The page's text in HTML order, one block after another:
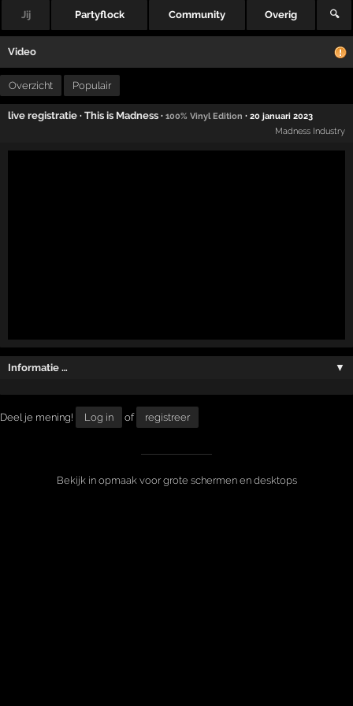
Jij Partyflock Community Overig 🔍
Video
Overzicht Populair
live registratie ·This is Madness ·100% Vinyl Edition ·20 januari 2023
Madness Industry
Informatie … ▼
Deel je mening! Log in of registreer
Bekijk in opmaak voor grote schermen en desktops